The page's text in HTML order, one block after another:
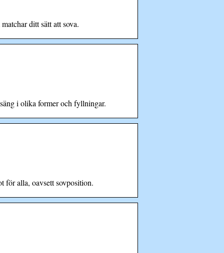
ditt sätt att sova.
i olika former och fyllningar.
för alla, oavsett sovposition.